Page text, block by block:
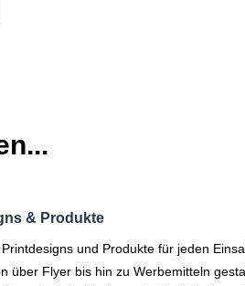
& Produkte
und Produkte für jeden
über Flyer bis hin zu Werbemitteln